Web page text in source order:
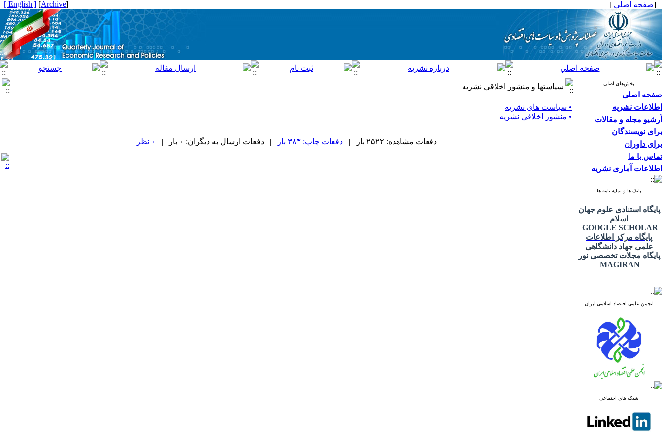
[صفحه اصلی ]
[
Archive
]
[ English ]
بخش‌های اصلی
صفحه اصلی
اطلاعات نشریه
آرشیو مجله و مقالات
برای نویسندگان
برای داوران
تماس با ما
اطلاعات آماری نشریه
بانک ها و نمایه نامه ها
پایگاه استنادی علوم جهان
اسلام
GOOGLE SCHOLAR
پایگاه مرکز اطلاعات
علمی جهاد دانشگاهی
پایگاه مجلات تخصصی نور
MAGIRAN
انجمن علمی اقتصاد اسلامی ایران
شبکه های اجتماعی
سیاستها و منشور اخلاقی نشریه
• سیاست های نشریه
• منشور اخلاقی نشریه
دفعات مشاهده: ۲۵۲۲ بار | دفعات چاپ: ۳۸۳ بار | دفعات ارسال به دیگران: ۰ بار | ۰ نظر